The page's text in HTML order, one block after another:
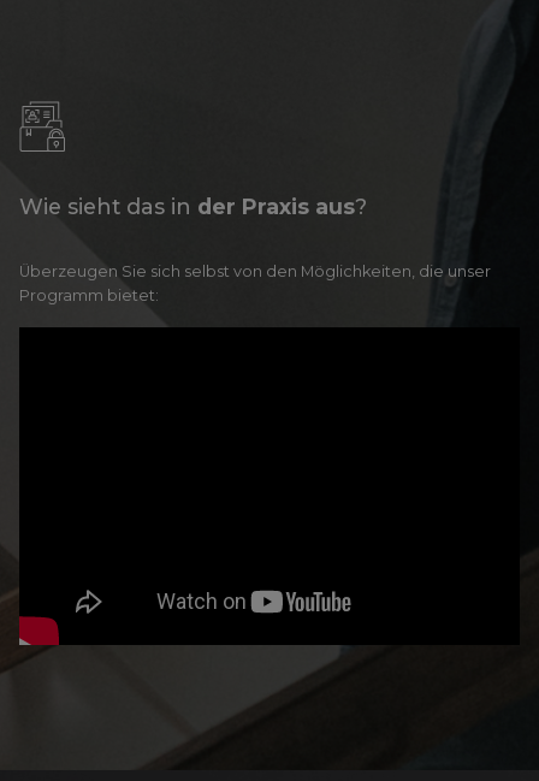
Wie sieht das in der Praxis aus?
Überzeugen Sie sich selbst von den Möglichkeiten, die unser
Programm bietet: